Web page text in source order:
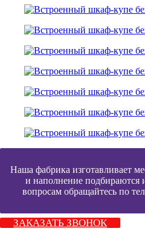
Наша фабрика изготавливает
и наполнение подбираются
вопросам обращайтесь по
ЗАКАЗАТЬ ЗВОНОК